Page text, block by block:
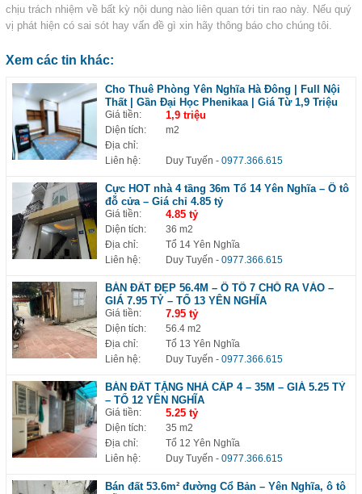
chịu trách nhiệm về bất kỳ nội dung nào liên quan tới tin rao này. Nếu quý
vị phát hiện có sai sót hay vấn đề gì xin hãy thông báo cho chúng tôi.
Xem các tin khác:
Cho Thuê Phòng Yên Nghĩa Hà Đông | Full Nội
Thất | Gần Đại Học Phenikaa | Giá Từ 1,9 Triệu
Giá tiền: 1,9 triệu
Diện tích:
m2
Địa chỉ:
Liên hệ:
Duy Tuyến -0977.366.615
Cực HOT nhà 4 tầng 36m Tổ 14 Yên Nghĩa – Ô tô
đỗ cửa – Giá chỉ 4.85 tỷ
Giá tiền: 4.85 tỷ
Diện tích:
36 m2
Địa chỉ:
Tổ 14 Yên Nghĩa
Liên hệ:
Duy Tuyến -0977.366.615
BÁN ĐẤT ĐẸP 56.4M – Ô TÔ 7 CHỖ RA VÀO –
GIÁ 7.95 TỶ – TỔ 13 YÊN NGHĨA
Giá tiền: 7.95 tỷ
Diện tích:
56.4 m2
Địa chỉ:
Tổ 13 Yên Nghĩa
Liên hệ:
Duy Tuyến -0977.366.615
BÁN ĐẤT TẶNG NHÀ CẤP 4 – 35M – GIÁ 5.25 TỶ
– TỔ 12 YÊN NGHĨA
Giá tiền: 5.25 tỷ
Diện tích:
35 m2
Địa chỉ:
Tổ 12 Yên Nghĩa
Liên hệ:
Duy Tuyến -0977.366.615
Bán đất 53.6m² đường Cổ Bản – Yên Nghĩa, ô tô